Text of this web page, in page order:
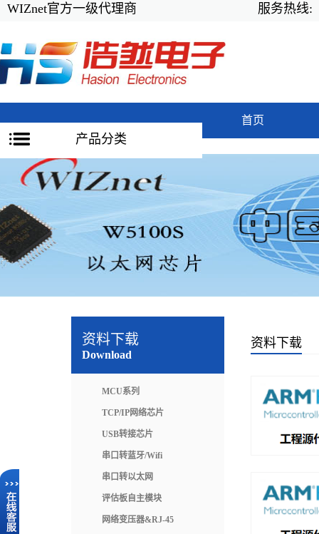
WIZnet官方一级代理商 服务热线:
产品分类
首页
资料下载
Download
MCU系列
TCP/IP网络芯片
USB转接芯片
串口转蓝牙/Wifi
串口转以太网
评估板自主模块
网络变压器&RJ-45
资料下载